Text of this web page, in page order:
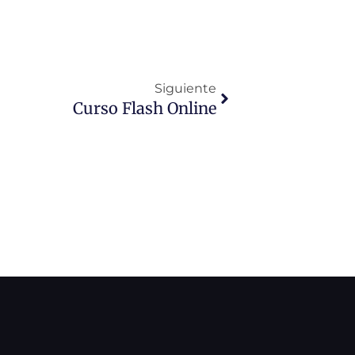
Siguiente
Curso Flash Online